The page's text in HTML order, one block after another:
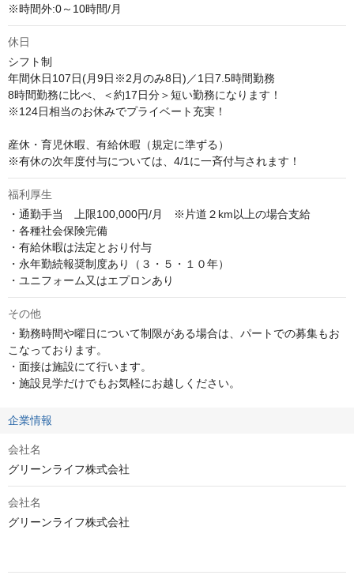
※時間外:0～10時間/月
休日
シフト制
年間休日107日(月9日※2月のみ8日)／1日7.5時間勤務
8時間勤務に比べ、＜約17日分＞短い勤務になります！
※124日相当のお休みでプライベート充実！
産休・育児休暇、有給休暇（規定に準ずる）
※有休の次年度付与については、4/1に一斉付与されます！
福利厚生
・通勤手当　上限100,000円/月　※片道２km以上の場合支給
・各種社会保険完備
・有給休暇は法定とおり付与
・永年勤続報奨制度あり（３・５・１０年）
・ユニフォーム又はエプロンあり
その他
・勤務時間や曜日について制限がある場合は、パートでの募集もお
こなっております。
・面接は施設にて行います。
・施設見学だけでもお気軽にお越しください。
企業情報
会社名
グリーンライフ株式会社
会社名
グリーンライフ株式会社